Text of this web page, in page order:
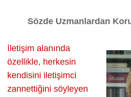
HERKES,
İLETİŞİMCİ
üzerine
Sözde Uzmanlardan
İletişim alanında
özellikle, herkesin
kendisini iletişimci
zannettiğini söyleyen